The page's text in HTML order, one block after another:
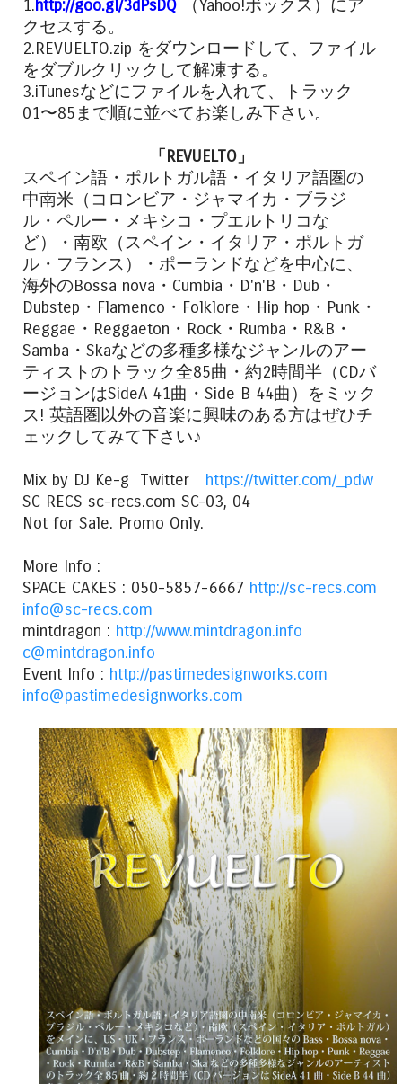
1.http://goo.gl/3dPsDQ （Yahoo!ボックス）にア
クセスする。
2.REVUELTO.zip をダウンロードして、ファイル
をダブルクリックして解凍する。
3.iTunesなどにファイルを入れて、トラック
01〜85まで順に並べてお楽しみ下さい。
「REVUELTO」
スペイン語・ポルトガル語・イタリア語圏の
中南米（コロンビア・ジャマイカ・ブラジ
ル・ペルー・メキシコ・プエルトリコな
ど）・南欧（スペイン・イタリア・ポルトガ
ル・フランス）・ポーランドなどを中心に、
海外のBossa nova・Cumbia・D'n'B・Dub・
Dubstep・Flamenco・Folklore・Hip hop・Punk・
Reggae・Reggaeton・Rock・Rumba・R&B・
Samba・Skaなどの多種多様なジャンルのアー
ティストのトラック全85曲・約2時間半（CDバ
ージョンはSideA 41曲・Side B 44曲）をミック
ス! 英語圏以外の音楽に興味のある方はぜひチ
ェックしてみて下さい♪
Mix by DJ Ke-g Twitter https://twitter.com/_pdw
SC RECS sc-recs.com SC-03, 04
Not for Sale. Promo Only.
More Info :
SPACE CAKES : 050-5857-6667 http://sc-recs.com
info@sc-recs.com
mintdragon : http://www.mintdragon.info
c@mintdragon.info
Event Info : http://pastimedesignworks.com
info@pastimedesignworks.com